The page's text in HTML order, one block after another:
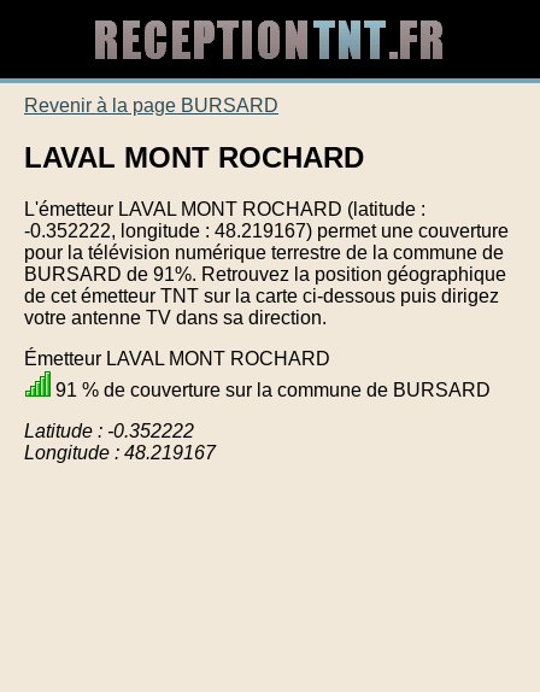
Revenir à la page BURSARD
LAVAL MONT ROCHARD
L'émetteur LAVAL MONT ROCHARD (latitude :
-0.352222, longitude : 48.219167) permet une couverture
pour la télévision numérique terrestre de la commune de
BURSARD de 91%. Retrouvez la position géographique
de cet émetteur TNT sur la carte ci-dessous puis dirigez
votre antenne TV dans sa direction.
Émetteur LAVAL MONT ROCHARD
91 % de couverture sur la commune de BURSARD
Latitude : -0.352222
Longitude : 48.219167